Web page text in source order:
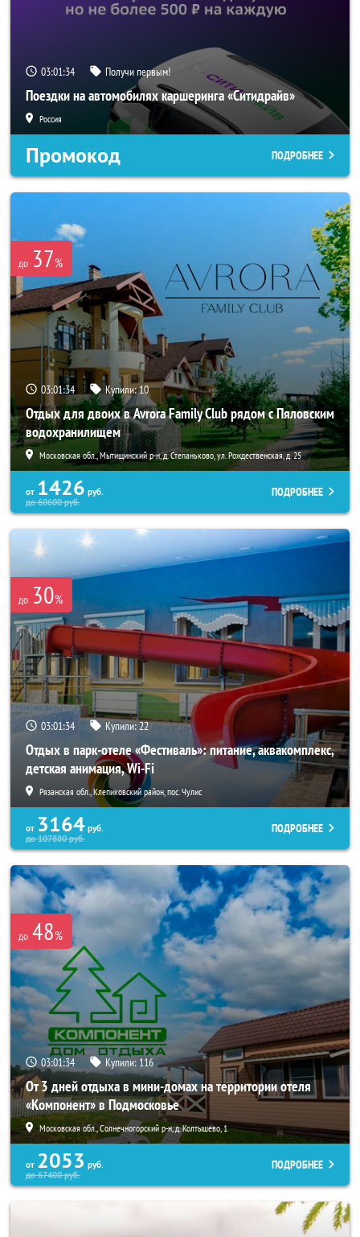
03:01:33 Получи первым!
Поездки на автомобилях каршеринга «Ситидрайв»
Россия
Промокод ПОДРОБНЕЕ
до 37%
03:01:33 Купили:10
Отдых для двоих в Avrora Family Club рядом с Пяловским
водохранилищем
Московская обл., Мытищинский р-н, д. Степаньково, ул. Рождественская, д. 25
от 1426 руб.
до60600руб.
ПОДРОБНЕЕ
до 30%
03:01:33 Купили:22
Отдых в парк-отеле «Фестиваль»: питание, аквакомплекс,
детская анимация, Wi-Fi
Рязанская обл., Клепиковский район, пос. Чулис
от 3164 руб.
до107880руб.
ПОДРОБНЕЕ
до 48%
03:01:33 Купили: 116
От 3 дней отдыха в мини-домах на территории отеля
«Компонент» в Подмосковье
Московская обл., Солнечногорский р-н, д. Колтышево, 1
от 2053 руб.
до67400руб.
ПОДРОБНЕЕ